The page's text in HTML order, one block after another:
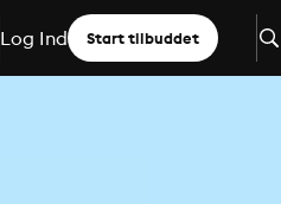
Log Ind Start tilbuddet